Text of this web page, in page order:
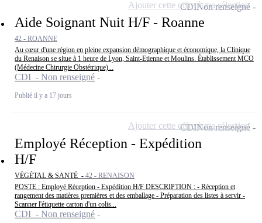
Aide Soignant Nuit H/F - Roanne
42 - ROANNE
Au cœur d'une région en pleine expansion démographique et économique, la Clinique
du Renaison se situe à 1 heure de Lyon, Saint-Etienne et Moulins. Établissement MCO
(Médecine Chirurgie Obstétrique)...
CDI - Non renseigné
Publié il y a 17 jours
CDINon renseigné
Ajouter cette offre à ma sélection
Employé Réception - Expédition
H/F
VÉGÉTAL & SANTÉ - 42 - RENAISON
POSTE : Employé Réception - Expédition H/F DESCRIPTION : - Réception et
rangement des matières premières et des emballage - Préparation des listes à servir -
Scanner l'étiquette carton d'un colis...
CDI - Non renseigné
CDINon renseigné
Ajouter cette offre à ma sélection